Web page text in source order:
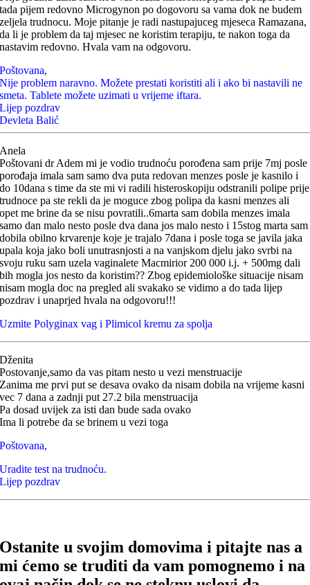
tada pijem redovno Microgynon po dogovoru sa vama dok ne budem
zeljela trudnocu. Moje pitanje je radi nastupajuceg mjeseca Ramazana,
da li je problem da taj mjesec ne koristim terapiju, te nakon toga da
nastavim redovno. Hvala vam na odgovoru.
Poštovana,
Nije problem naravno. Možete prestati koristiti ali i ako bi nastavili ne
smeta. Tablete možete uzimati u vrijeme iftara.
Lijep pozdrav
Devleta Balić
Anela
Poštovani dr Adem mi je vodio trudnoću porođena sam prije 7mj posle
porođaja imala sam samo dva puta redovan menzes posle je kasnilo i
do 10dana s time da ste mi vi radili histeroskopiju odstranili polipe prije
trudnoce pa ste rekli da je moguce zbog polipa da kasni menzes ali
opet me brine da se nisu povratili..6marta sam dobila menzes imala
samo dan malo nesto posle dva dana jos malo nesto i 15stog marta sam
dobila obilno krvarenje koje je trajalo 7dana i posle toga se javila jaka
upala koja jako boli unutrasnjosti a na vanjskom djelu jako svrbi na
svoju ruku sam uzela vaginalete Macmirior 200 000 i.j. + 500mg dali
bih mogla jos nesto da koristim?? Zbog epidemiološke situacije nisam
nisam mogla doc na pregled ali svakako se vidimo a do tada lijep
pozdrav i unaprjed hvala na odgovoru!!!
Uzmite Polyginax vag i Plimicol kremu za spolja
Dženita
Postovanje,samo da vas pitam nesto u vezi menstruacije
Zanima me prvi put se desava ovako da nisam dobila na vrijeme kasni
vec 7 dana a zadnji put 27.2 bila menstruacija
Pa dosad uvijek za isti dan bude sada ovako
Ima li potrebe da se brinem u vezi toga
Poštovana,
Uradite test na trudnoću.
Lijep pozdrav
Ostanite u svojim domovima i pitajte nas a
mi ćemo se truditi da vam pomognemo i na